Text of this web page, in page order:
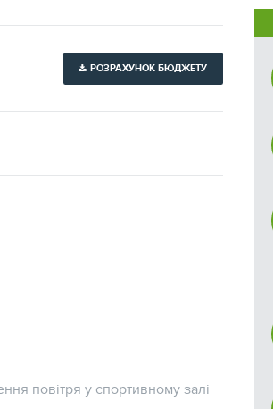
РОЗРАХУНОК БЮДЖЕТУ
повітря у спортивному залі